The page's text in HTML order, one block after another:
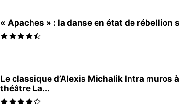
« Apaches » : la danse en état de rébellion
Le classique d’Alexis Michalik Intra muros
théâtre La...